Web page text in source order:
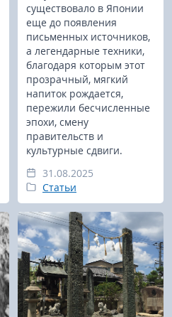
существовало в Японии
еще до появления
письменных источников,
а легендарные техники,
благодаря которым этот
прозрачный, мягкий
напиток рождается,
пережили бесчисленные
эпохи, смену
правительств и
культурные сдвиги.
31.08.2025
Статьи